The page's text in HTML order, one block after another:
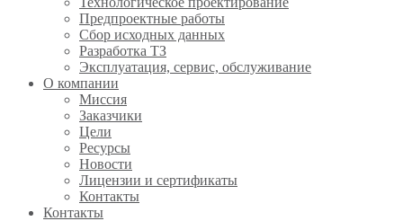
Предпроектные работы
Сбор исходных данных
Разработка ТЗ
Эксплуатация, сервис, обслуживание
О компании
Миссия
Заказчики
Цели
Ресурсы
Новости
Лицензии и сертификаты
Контакты
Контакты